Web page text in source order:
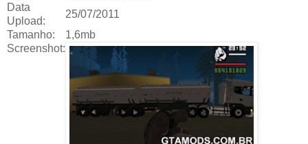
Data
Upload:
25/07/2011
Tamanho:
1,6mb
Screenshot: